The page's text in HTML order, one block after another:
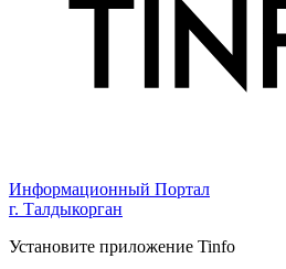
Информационный Портал
г. Талдыкорган
Установите приложение Tinfo